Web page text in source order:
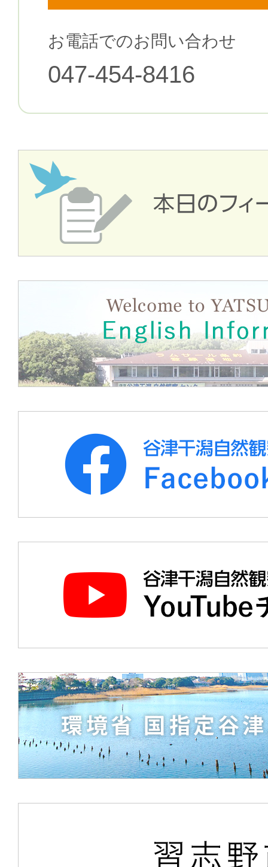
お電話でのお問い合わせ
047-454-8416